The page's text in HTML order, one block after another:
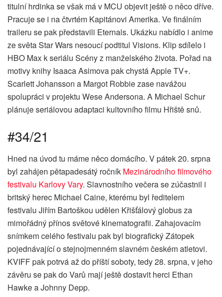
titulní hrdinka se však má v MCU objevit ještě o něco dříve.
Pracuje se i na čtvrtém Kapitánovi Amerika. Ve finálním
traileru se pak představili Eternals. Ukázku nabídlo i anime
ze světa Star Wars nesoucí podtitul Visions. Klip sdílelo i
HBO Max k seriálu Scény z manželského života. Pořad na
motivy knihy Isaaca Asimova pak chystá Apple TV+.
Scarlett Johansson a Margot Robbie zase navážou
spolupráci v projektu Wese Andersona. A Michael Schur
plánuje seriálovou adaptaci kultovního filmu Hřiště snů.
#34/21
Hned na úvod tu máme něco domácího. V pátek 20. srpna
byl zahájen pětapadesátý ročník Mezinárodního filmového
festivalu Karlovy Vary. Slavnostního večera se zúčastnil i
britský herec Michael Caine, kterému byl ředitelem
festivalu Jiřím Bartoškou udělen Křišťálový globus za
mimořádný přínos světové kinematografii. Zahajovacím
snímkem celého festivalu pak byl biografický Zátopek
pojednávající o stejnojmenném slavném českém atletovi.
KVIFF pak potrvá až do příští soboty, tedy 28. srpna, v jeho
závěru se pak do Varů mají ještě dostavit herci Ethan
Hawke a Johnny Depp.